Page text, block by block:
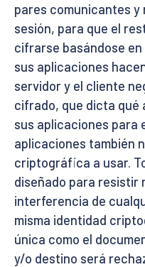
pares comunicantes y
sesión, para que el
cifrarse basándose en
sus aplicaciones
servidor y el cliente
cifrado, que dicta qué
sus aplicaciones para
aplicaciones también
criptográfica a usar.
diseñado para resistir
interferencia de
misma identidad
única como el
y/o destino será